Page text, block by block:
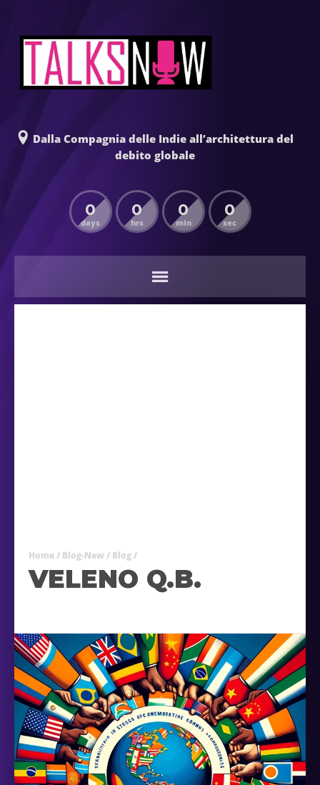
Dalla Compagnia delle Indie all’architettura del
debito globale
0
days
0
hrs
0
min
0
sec
Home / Blog-New / Blog /
VELENO Q.B.